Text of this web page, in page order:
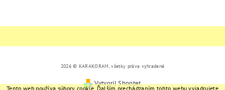
2026 © KARAKORAM, všetky práva vyhradené
Vytvoril Shoptet
Tento web používa súbory cookie. Ďalším prechádzaním tohto webu vyjadrujete